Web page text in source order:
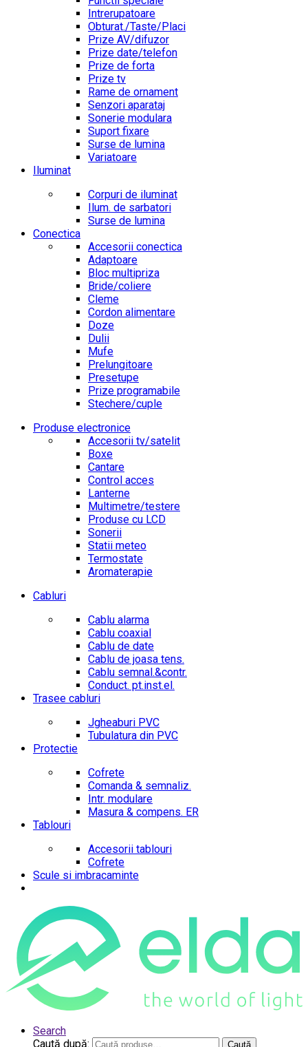
Intrerupatoare
Obturat./Taste/Placi
Prize AV/difuzor
Prize date/telefon
Prize de forta
Prize tv
Rame de ornament
Senzori aparataj
Sonerie modulara
Suport fixare
Surse de lumina
Variatoare
Iluminat
Corpuri de iluminat
Ilum. de sarbatori
Surse de lumina
Conectica
Accesorii conectica
Adaptoare
Bloc multipriza
Bride/coliere
Cleme
Cordon alimentare
Doze
Dulii
Mufe
Prelungitoare
Presetupe
Prize programabile
Stechere/cuple
Produse electronice
Accesorii tv/satelit
Boxe
Cantare
Control acces
Lanterne
Multimetre/testere
Produse cu LCD
Sonerii
Statii meteo
Termostate
Aromaterapie
Cabluri
Cablu alarma
Cablu coaxial
Cablu de date
Cablu de joasa tens.
Cablu semnal.&contr.
Conduct. pt.inst.el.
Trasee cabluri
Jgheaburi PVC
Tubulatura din PVC
Protectie
Cofrete
Comanda & semnaliz.
Intr. modulare
Masura & compens. ER
Tablouri
Accesorii tablouri
Cofrete
Scule si imbracaminte
Search
Caută după:
Caută